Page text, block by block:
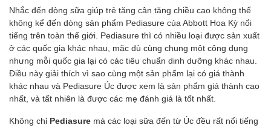
Nhắc đến dòng sữa giúp trẻ tăng cân tăng chiều cao không thể
không kể đến dòng sản phẩm Pediasure của Abbott Hoa Kỳ nổi
tiếng trên toàn thế giới. Pediasure thì có nhiều loại được sản xuất
ở các quốc gia khác nhau, mặc dù cùng chung một công dụng
nhưng mỗi quốc gia lại có các tiêu chuẩn dinh dưỡng khác nhau.
Điều này giải thích vì sao cùng một sản phẩm lại có giá thành
khác nhau và Pediasure Úc được xem là sản phẩm giá thành cao
nhất, và tất nhiên là được các mẹ đánh giá là tốt nhất.
Không chỉ Pediasure mà các loại sữa đến từ Úc đều rất nổi tiếng